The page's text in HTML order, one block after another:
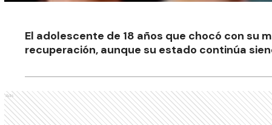
El adolescente de 18 años que chocó con su
recuperación, aunque su estado continúa
Ads